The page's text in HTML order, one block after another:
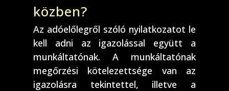
közben?
Az adóelőlegről szóló nyilatkozatot le
kell adni az igazolással együtt a
munkáltatónak. A munkáltatónak
megőrzési kötelezettsége van az
igazolásra tekintettel, illetve a